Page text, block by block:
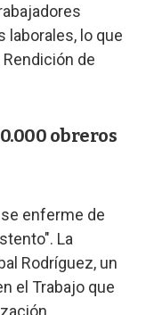
laborales, lo que
de
obreros
enferme de
La
Rodríguez, un
el Trabajo que